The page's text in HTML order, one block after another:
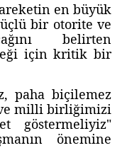
en büyük
bir otorite ve
belirten
için kritik bir
paha biçilemez
ve milli birliğimizi
göstermeliyiz"
önemine